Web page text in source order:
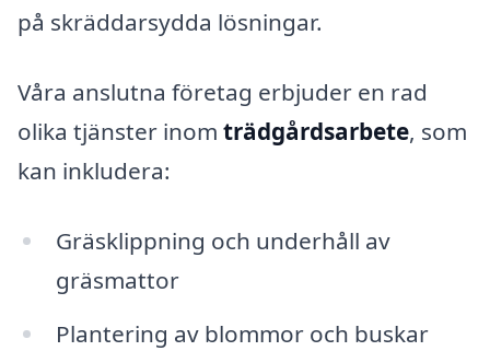
på skräddarsydda lösningar.
Våra anslutna företag erbjuder en rad
olika tjänster inom trädgårdsarbete, som
kan inkludera:
Gräsklippning och underhåll av
gräsmattor
Plantering av blommor och buskar